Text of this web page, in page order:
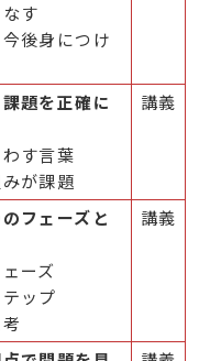
す
後身につけ
題を正確に
す言葉
が課題
講義
フェーズと
ーズ
ップ
講義